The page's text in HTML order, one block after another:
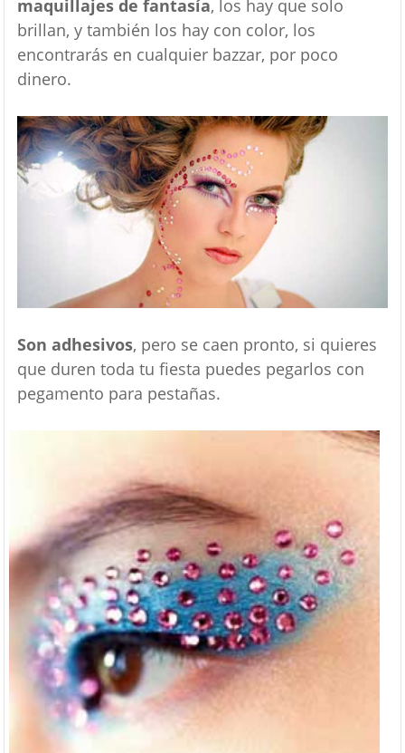
maquillajes de fantasía, los hay que solo
brillan, y también los hay con color, los
encontrarás en cualquier bazzar, por poco
dinero.
Son adhesivos, pero se caen pronto, si quieres
que duren toda tu fiesta puedes pegarlos con
pegamento para pestañas.